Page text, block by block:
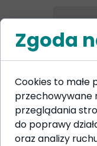
Zgoda
Cookies to małe
przechowywane
przeglądania
do poprawy
oraz analizy